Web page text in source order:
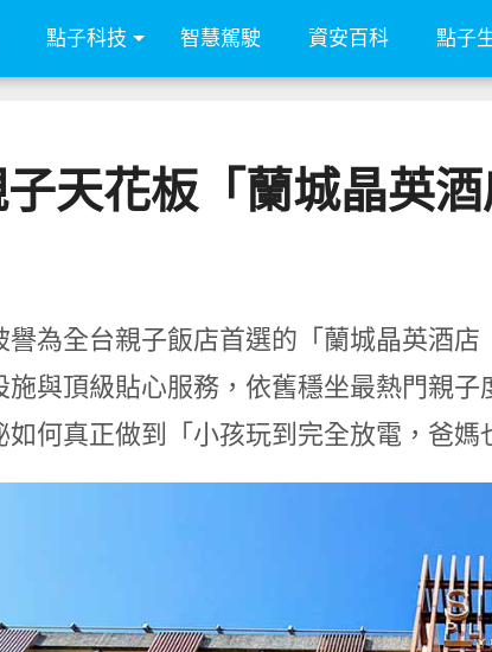
點子科技 智慧駕駛 資安百科 點子
天花板「蘭城晶英
譽為全台親子飯店首選的「蘭城晶英酒
施與頂級貼心服務，依舊穩坐最熱門親
如何真正做到「小孩玩到完全放電，爸